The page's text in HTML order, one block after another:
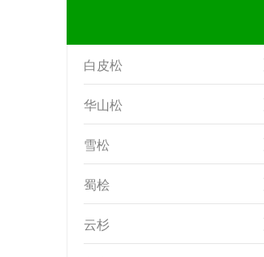
白皮松
华山松
雪松
蜀桧
云杉